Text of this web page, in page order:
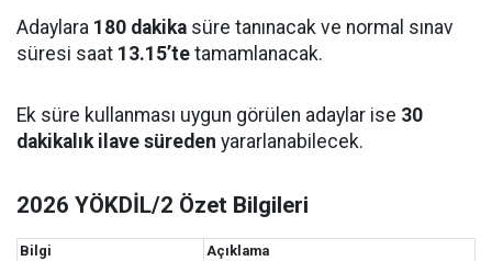
Adaylara 180 dakika süre tanınacak ve normal sınav
süresi saat 13.15’te tamamlanacak.
Ek süre kullanması uygun görülen adaylar ise 30
dakikalık ilave süreden yararlanabilecek.
2026 YÖKDİL/2 Özet Bilgileri
Bilgi
Açıklama